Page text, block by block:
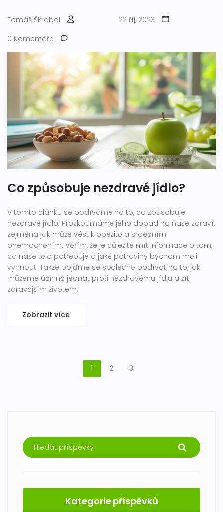
Tomáš Škrabal
22 říj, 2023
0 Komentáře
Co způsobuje nezdravé jídlo?
V tomto článku se podíváme na to, co způsobuje
nezdravé jídlo. Prozkoumáme jeho dopad na naše zdraví,
zejména jak může vést k obezitě a srdečním
onemocněním. Věřím, že je důležité mít informace o tom,
co naše tělo potřebuje a jaké potraviny bychom měli
vyhnout. Takže pojďme se společně podívat na to, jak
můžeme účinně jednat proti nezdravému jídlu a žít
zdravějším životem.
Zobrazit více
1 2 3
Kategorie příspěvků